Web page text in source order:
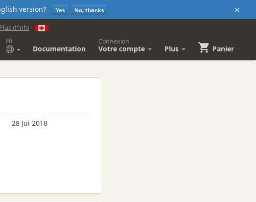
×
version? Yes No, thanks
Plus d'info ·
FR
Documentation
Connexion
Votre compte Plus Panier
28 Jui 2018